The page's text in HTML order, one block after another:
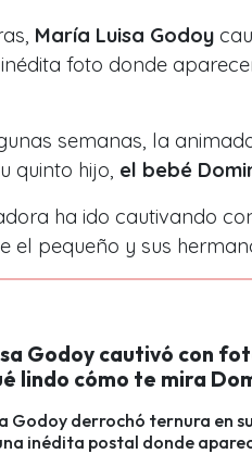
María Luisa Godoy
foto donde
semanas, la
quinto hijo, el bebé
ha ido cautivando
el pequeño y sus
Godoy cautivó con
lindo cómo te mira
Godoy derrochó ternura en
inédita postal donde